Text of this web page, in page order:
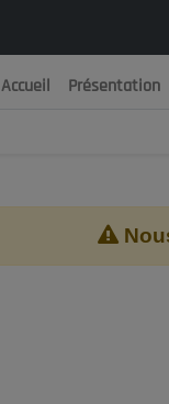
Accueil Présentation